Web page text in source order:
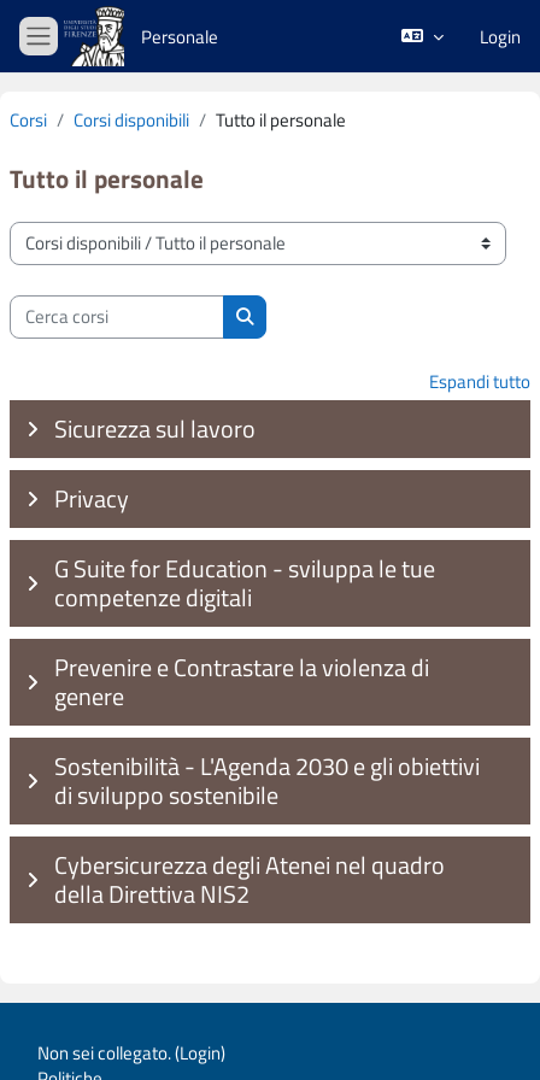
Vai al contenuto principale
Pannello laterale
Personale Login
Corsi Corsi disponibili Tutto il personale
Tutto il personale
Categorie di corso
Cerca corsi
Cerca corsi
Espandi tutto
Sicurezza sul lavoro
Privacy
G Suite for Education - sviluppa le tue
competenze digitali
Prevenire e Contrastare la violenza di
genere
Sostenibilità - L'Agenda 2030 e gli obiettivi
di sviluppo sostenibile
Cybersicurezza degli Atenei nel quadro
della Direttiva NIS2
Non sei collegato. (Login)